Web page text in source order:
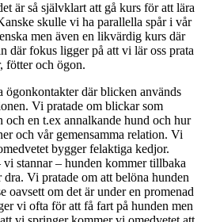
är så självklart att gå kurs för att lära
skulle vi ha parallella spår i vår
men även en likvärdig kurs där
där fokus ligger på att vi lär oss prata
fötter och ögon.
ögonkontakter där blicken används
Vi pratade om blickar som
en t.ex annalkande hund och hur
och vår gemensamma relation. Vi
bygger felaktiga kedjor.
stannar – hunden kommer tillbaka
Vi pratade om att belöna hunden
oavsett om det är under en promenad
vi ofta för att få fart på hunden men